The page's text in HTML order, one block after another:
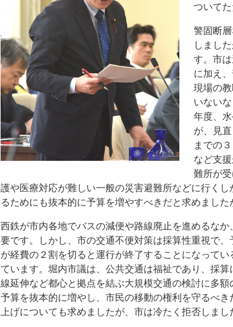
ついてた
警固断
しまし
す。市
に加え
現場の
いない
年度、
が、見
までの
など支
難所が
護や医療対応が難しい一般の災害避難所などに行く
るためにも抜本的に予算を増やすべきだと求めまし
西鉄が市内各地でバスの減便や路線廃止を進めるな
要です。しかし、市の交通不便対策は採算性重視で
が経費の２割を切ると運行が終了することになって
ています。堀内市議は、公共交通は福祉であり、採
線延伸など都心と拠点を結ぶ大規模交通の検討に多
予算を抜本的に増やし、市民の移動の権利を守るべ
上げについても求めましたが、市は冷たく拒否しまし